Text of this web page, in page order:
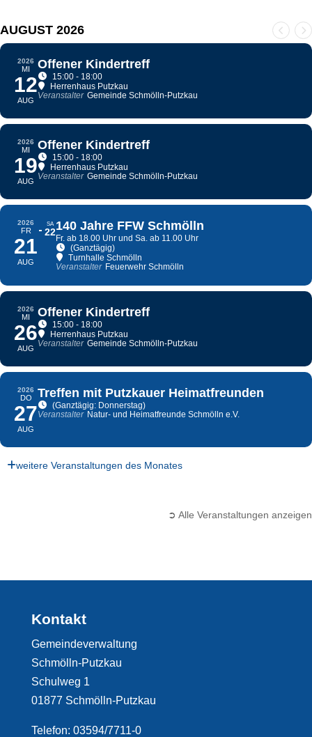
AUGUST 2026
2026
MI
12
AUG
Offener Kindertreff
15:00 - 18:00
Herrenhaus Putzkau
Veranstalter Gemeinde Schmölln-Putzkau
2026
MI
19
AUG
Offener Kindertreff
15:00 - 18:00
Herrenhaus Putzkau
Veranstalter Gemeinde Schmölln-Putzkau
2026
FR
21
AUG
SA
22140 Jahre FFW Schmölln
Fr. ab 18.00 Uhr und Sa. ab 11.00 Uhr
(Ganztägig)
Turnhalle Schmölln
Veranstalter Feuerwehr Schmölln
2026
MI
26
AUG
Offener Kindertreff
15:00 - 18:00
Herrenhaus Putzkau
Veranstalter Gemeinde Schmölln-Putzkau
2026
DO
27
AUG
Treffen mit Putzkauer Heimatfreunden
(Ganztägig: Donnerstag)
Veranstalter Natur- und Heimatfreunde Schmölln e.V.
weitere Veranstaltungen des Monates
➲ Alle Veranstaltungen anzeigen
Kontakt
Gemeindeverwaltung
Schmölln-Putzkau
Schulweg 1
01877 Schmölln-Putzkau
Telefon: 03594/7711-0